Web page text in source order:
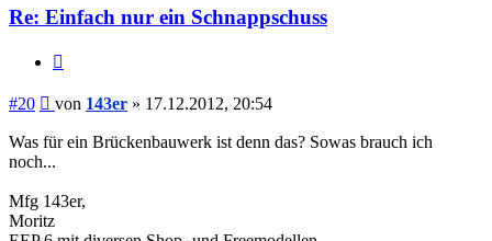
Re: Einfach nur ein Schnappschuss
#20 Beitrag
von 143er » 17.12.2012, 20:54
Was für ein Brückenbauwerk ist denn das? Sowas brauch ich
noch...
Mfg 143er,
Moritz